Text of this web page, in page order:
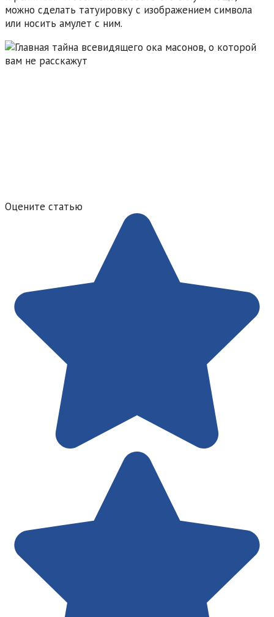
можно сделать татуировку с изображением символа
или носить амулет с ним.
Оцените статью